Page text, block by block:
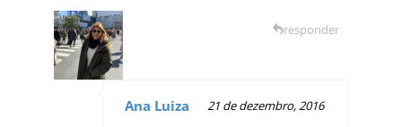
Ana Luiza
21 de dezembro, 2016
responder